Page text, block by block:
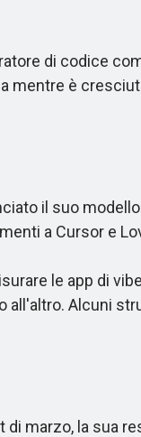
di codice
è
il suo
a Cursor e
le app di
all'altro. Alcuni
marzo, la sua